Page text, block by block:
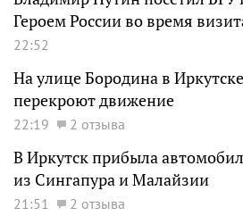
Героем России во время
22:52
На улице Бородина в Иркутске
перекроют движение
22:19 2 отзыва
В Иркутск прибыла
из Сингапура и Малайзии
21:51 2 отзыва